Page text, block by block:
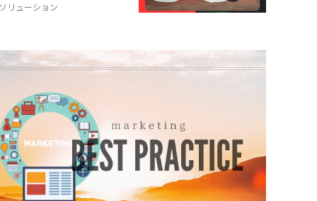
リューション